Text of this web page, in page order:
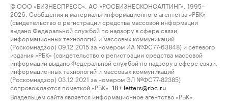
© ООО «БИЗНЕСПРЕСС», АО «РОСБИЗНЕСКОНСАЛТИНГ», 1995–
2026. Сообщения и материалы информационного агентства «РБК»
(свидетельство о регистрации средства массовой информации
выдано Федеральной службой по надзору в сфере связи,
информационных технологий и массовых коммуникаций
(Роскомнадзор) 09.12.2015 за номером ИА №ФС77-63848) и сетевого
издания «РБК» (свидетельство о регистрации средства массовой
информации выдано Федеральной службой по надзору в сфере связи,
информационных технологий и массовых коммуникаций
(Роскомнадзор) 03.12.2021 за номером ЭЛ №ФС77-82385)
сопровождаются пометкой «РБК».
18+ letters@rbc.ru
Владельцем сайта является информационное агентство «РБК».